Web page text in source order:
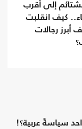
إلى أقرب
كيف انقلبت
أبرز رجالات
سياسةً عربية؟!